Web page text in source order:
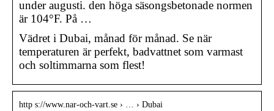
under augusti. den höga säsongsbetonade normen
är 104°F. På …
Vädret i Dubai, månad för månad. Se när
temperaturen är perfekt, badvattnet som varmast
och soltimmarna som flest!
http s://www.nar-och-vart.se › … › Dubai